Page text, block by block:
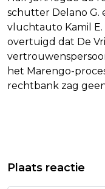
schutter Delano G.
vluchtauto Kamil E.
overtuigd dat De
het Marengo-
rechtbank zag
AAN
CHINESE
Plaats reactie